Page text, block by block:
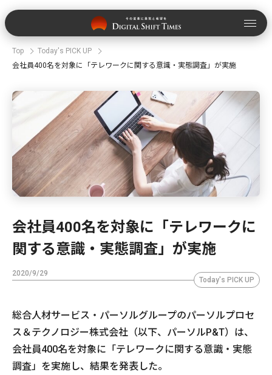
Top
Today's PICK UP
会社員400名を対象に「テレワークに関する意識・実態調査」が実施
会社員400名を対象に「テレワークに
関する意識・実態調査」が実施
2020/9/29
Today's PICK UP
​総合人材サービス・パーソルグループのパーソルプロセ
ス＆テクノロジー株式会社（以下、パーソルP&T）は、
会社員400名を対象に「テレワークに関する意識・実態
調査」を実施し、結果を発表した。